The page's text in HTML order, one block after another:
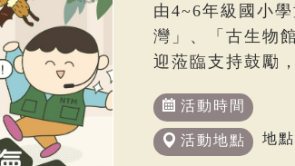
由4~6年級國小
灣」、「古生物
迎蒞臨支持鼓勵
活動時間
活動地點 地